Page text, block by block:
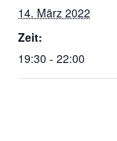
14. März 2022
Zeit:
19:30 - 22:00